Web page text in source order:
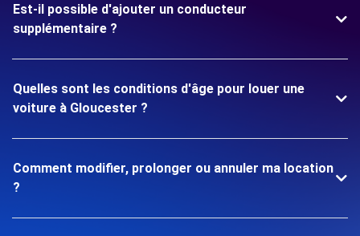
Est-il possible d'ajouter un conducteur
supplémentaire ?
Quelles sont les conditions d'âge pour louer une
voiture à Gloucester ?
Comment modifier, prolonger ou annuler ma location
?